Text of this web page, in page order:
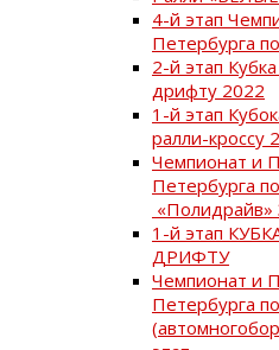
4-й этап
Петербурга
2-й этап
дрифту 2022
1-й этап
ралли-кроссу
Чемпионат и
Петербурга
«Полидрайв»
1-й этап
ДРИФТУ
Чемпионат и
Петербурга